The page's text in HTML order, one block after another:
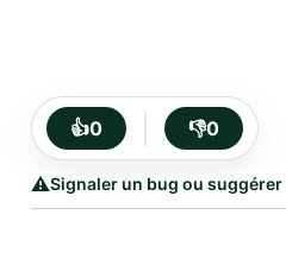
👍0 👎0
⚠️Signaler un bug ou